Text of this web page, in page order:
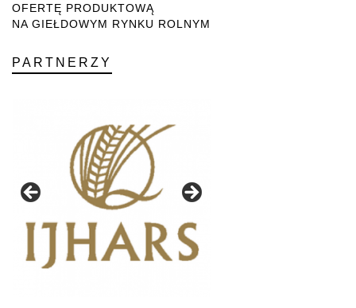
OFERTĘ PRODUKTOWĄ
NA GIEŁDOWYM RYNKU ROLNYM
PARTNERZY